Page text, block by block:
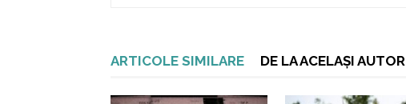
ARTICOLE SIMILARE DE LA ACELAȘI AUTOR